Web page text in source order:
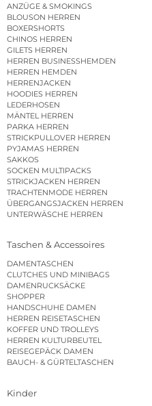
ANZÜGE & SMOKINGS
BLOUSON HERREN
BOXERSHORTS
CHINOS HERREN
GILETS HERREN
HERREN BUSINESSHEMDEN
HERREN HEMDEN
HERRENJACKEN
HOODIES HERREN
LEDERHOSEN
MÄNTEL HERREN
PARKA HERREN
STRICKPULLOVER HERREN
PYJAMAS HERREN
SAKKOS
SOCKEN MULTIPACKS
STRICKJACKEN HERREN
TRACHTENMODE HERREN
ÜBERGANGSJACKEN HERREN
UNTERWÄSCHE HERREN
Taschen & Accessoires
DAMENTASCHEN
CLUTCHES UND MINIBAGS
DAMENRUCKSÄCKE
SHOPPER
HANDSCHUHE DAMEN
HERREN REISETASCHEN
KOFFER UND TROLLEYS
HERREN KULTURBEUTEL
REISEGEPÄCK DAMEN
BAUCH- & GÜRTELTASCHEN
Kinder